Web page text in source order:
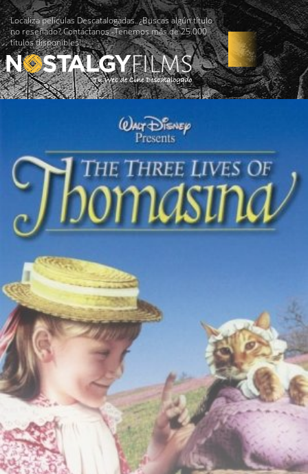
Localiza películas Descatalogadas. ¿Buscas algún título
no reseñado? Contáctanos -Tenemos más de 25.000
títulos disponibles!